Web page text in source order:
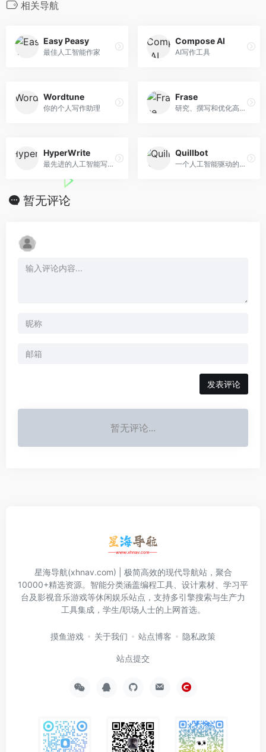
相关导航
Easy Peasy
最佳人工智能作家
Compose AI
AI写作工具
Wordtune
你的个人写作助理
Frase
研究、撰写和优化高质量的SEO内容
HyperWrite
最先进的人工智能写作伴侣
Quillbot
一个人工智能驱动的转述工具，可以增强你的写作能力
暂无评论
发表评论
暂无评论...
星海导航(xhnav.com) | 极简高效的现代导航站，聚合
10000+精选资源。智能分类涵盖编程工具、设计素材、学习平
台及影视音乐游戏等休闲娱乐站点，支持多引擎搜索与生产力
工具集成，学生/职场人士的上网首选。
摸鱼游戏 关于我们 站点博客 隐私政策
站点提交